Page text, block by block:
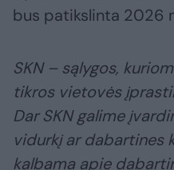
bus patikslinta 2026
SKN – sąlygos,
tikros vietovės
Dar SKN galime
vidurkį ar dabartines
kalbama apie